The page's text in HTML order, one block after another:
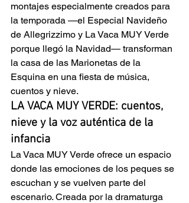
montajes especialmente creados para
la temporada —el Especial Navideño
de Allegrizzimo y La Vaca MUY Verde
porque llegó la Navidad— transforman
la casa de las Marionetas de la
Esquina en una fiesta de música,
cuentos y nieve.
LA VACA MUY VERDE: cuentos,
nieve y la voz auténtica de la
infancia
La Vaca MUY Verde ofrece un espacio
donde las emociones de los peques se
escuchan y se vuelven parte del
escenario. Creada por la dramaturga